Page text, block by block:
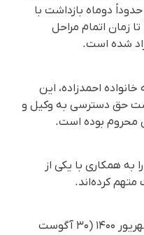
دوماه بازداشت با
تا زمان اتمام مراحل
شده است.
احمدزاده، این
حق دسترسی به وکیل و
محروم بوده است.
به همکاری با یکی از
کرده‌اند.
روز دوشنبه ۸ شهریور ۱۴۰۰ (۳۰ آگوست